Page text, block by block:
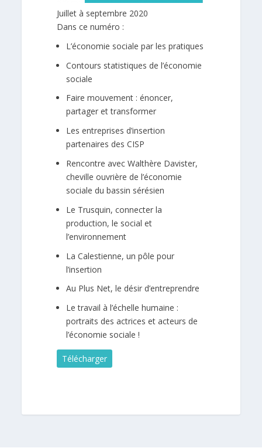
Juillet à septembre 2020
Dans ce numéro :
L’économie sociale par les pratiques
Contours statistiques de l’économie
sociale
Faire mouvement : énoncer,
partager et transformer
Les entreprises d’insertion
partenaires des CISP
Rencontre avec Walthère Davister,
cheville ouvrière de l’économie
sociale du bassin sérésien
Le Trusquin, connecter la
production, le social et
l’environnement
La Calestienne, un pôle pour
l’insertion
Au Plus Net, le désir d’entreprendre
Le travail à l’échelle humaine :
portraits des actrices et acteurs de
l’économie sociale !
Télécharger